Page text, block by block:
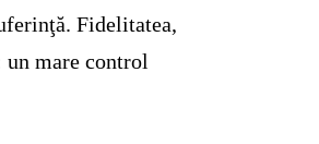
Fidelitatea,
un mare control